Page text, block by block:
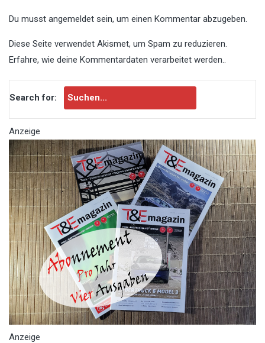
Du musst angemeldet sein, um einen Kommentar abzugeben.
Diese Seite verwendet Akismet, um Spam zu reduzieren.
Erfahre, wie deine Kommentardaten verarbeitet werden..
Search for:
Anzeige
Anzeige